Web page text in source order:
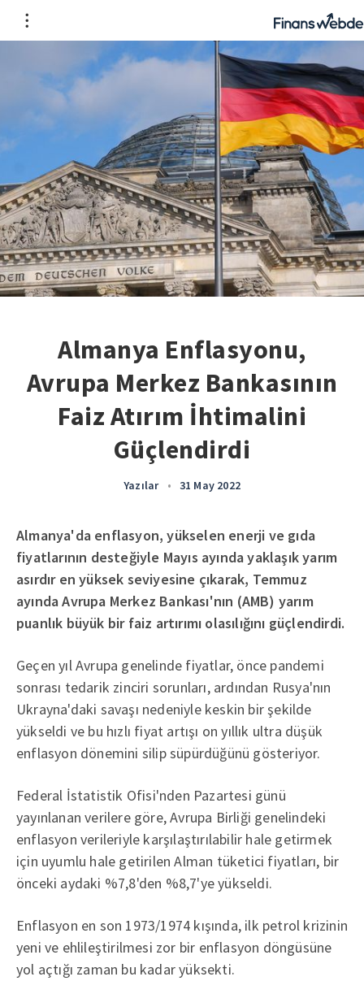
Almanya Enflasyonu,
Avrupa Merkez Bankasının
Faiz Atırım İhtimalini
Güçlendirdi
Yazılar • 31 May 2022
Almanya'da enflasyon, yükselen enerji ve gıda
fiyatlarının desteğiyle Mayıs ayında yaklaşık yarım
asırdır en yüksek seviyesine çıkarak, Temmuz
ayında Avrupa Merkez Bankası'nın (AMB) yarım
puanlık büyük bir faiz artırımı olasılığını güçlendirdi.
Geçen yıl Avrupa genelinde fiyatlar, önce pandemi
sonrası tedarik zinciri sorunları, ardından Rusya'nın
Ukrayna'daki savaşı nedeniyle keskin bir şekilde
yükseldi ve bu hızlı fiyat artışı on yıllık ultra düşük
enflasyon dönemini silip süpürdüğünü gösteriyor.
Federal İstatistik Ofisi'nden Pazartesi günü
yayınlanan verilere göre, Avrupa Birliği genelindeki
enflasyon verileriyle karşılaştırılabilir hale getirmek
için uyumlu hale getirilen Alman tüketici fiyatları, bir
önceki aydaki %7,8'den %8,7'ye yükseldi.
Enflasyon en son 1973/1974 kışında, ilk petrol krizinin
yeni ve ehlileştirilmesi zor bir enflasyon döngüsüne
yol açtığı zaman bu kadar yüksekti.